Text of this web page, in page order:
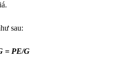
sau:
= PE/G